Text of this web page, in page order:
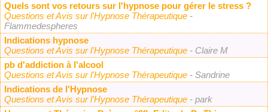
Quels sont vos retours sur l'hypnose pour gérer le stress ?
Questions et Avis sur l'Hypnose Thérapeutique -
Flammedespheres
Indications hypnose
Questions et Avis sur l'Hypnose Thérapeutique - Claire M
pb d'addiction à l'alcool
Questions et Avis sur l'Hypnose Thérapeutique - Sandrine
Indications de l'Hypnose
Questions et Avis sur l'Hypnose Thérapeutique - park